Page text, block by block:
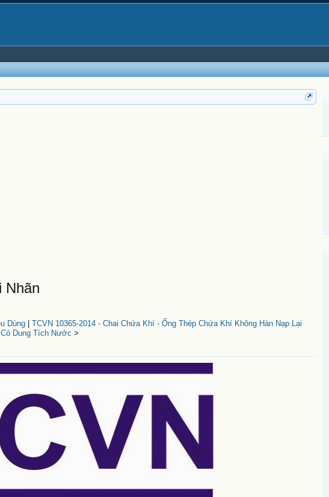
Nhãn
Dùng
TCVN 10365-2014 - Chai Chứa Khí - Ống Thép Chứa Khí Không Hàn Nạp Lại
Dung Tích Nước >